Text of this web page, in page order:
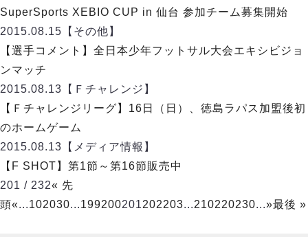
アグレミーナ浜松
デウソン神戸
ポルセイド浜田
ミラクルスマイル新居浜
SuperSports XEBIO CUP in 仙台 参加チーム募集開始
2015.08.15 【その他】
【選手コメント】全日本少年フットサル大会エキシビジョ
ンマッチ
2015.08.13 【Ｆチャレンジ】
【Ｆチャレンジリーグ】16日（日）、徳島ラパス加盟後初
のホームゲーム
2015.08.13 【メディア情報】
【F SHOT】第1節～第16節販売中
201 / 232« 先
頭«...102030...199200201202203...210220230...»最後 »